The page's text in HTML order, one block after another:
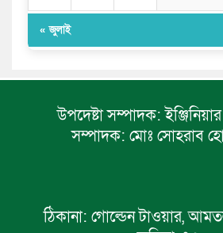
« জুলাই
উপদেষ্টা সম্পাদক:
সম্পাদক: মোঃ সোহরাব
ঠিকানা: গোল্ডেন টাওয়ার,